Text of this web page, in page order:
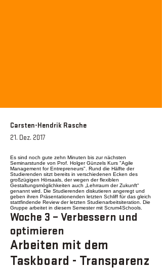
Carsten-Hendrik Rasche
21. Dez. 2017
Es sind noch gute zehn Minuten bis zur nächsten
Seminarstunde von Prof. Holger Günzels Kurs "Agile
Management for Entrepreneurs". Rund die Hälfte der
Studierenden sitzt bereits in verschiedenen Ecken des
großzügigen Hörsaals, der wegen der flexiblen
Gestaltungsmöglichkeiten auch „Lehrraum der Zukunft“
genannt wird. Die Studierenden diskutieren angeregt und
geben ihren Präsentationenden letzten Schliff für das gleich
stattfindende Review der letzten Studienarbeitsiteration. Die
Gruppe arbeitet in diesem Semester mit Scrum4Schools
Woche 3 – Verbessern und
optimieren
Arbeiten mit dem
Taskboard - Transparenz